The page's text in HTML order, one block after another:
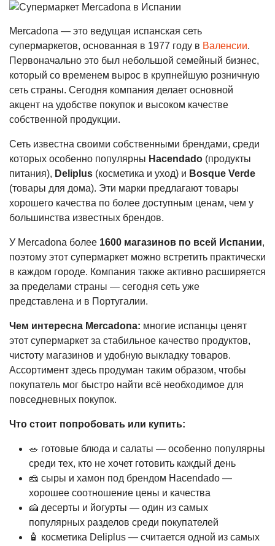
Mercadona — это ведущая испанская сеть
супермаркетов, основанная в 1977 году в Валенсии.
Первоначально это был небольшой семейный бизнес,
который со временем вырос в крупнейшую розничную
сеть страны. Сегодня компания делает основной
акцент на удобстве покупок и высоком качестве
собственной продукции.
Сеть известна своими собственными брендами, среди
которых особенно популярны Hacendado (продукты
питания), Deliplus (косметика и уход) и Bosque Verde
(товары для дома). Эти марки предлагают товары
хорошего качества по более доступным ценам, чем у
большинства известных брендов.
У Mercadona более 1600 магазинов по всей Испании,
поэтому этот супермаркет можно встретить практически
в каждом городе. Компания также активно расширяется
за пределами страны — сегодня сеть уже
представлена и в Португалии.
Чем интересна Mercadona: многие испанцы ценят
этот супермаркет за стабильное качество продуктов,
чистоту магазинов и удобную выкладку товаров.
Ассортимент здесь продуман таким образом, чтобы
покупатель мог быстро найти всё необходимое для
повседневных покупок.
Что стоит попробовать или купить:
🥗 готовые блюда и салаты — особенно популярны
среди тех, кто не хочет готовить каждый день
🧀 сыры и хамон под брендом Hacendado —
хорошее соотношение цены и качества
🍰 десерты и йогурты — один из самых
популярных разделов среди покупателей
🧴 косметика Deliplus — считается одной из самых